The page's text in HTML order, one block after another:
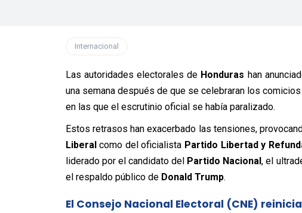
Internacional
Las autoridades electorales de Honduras han
una semana después de que se celebraran los
en las que el escrutinio oficial se había paralizado.
Estos retrasos han exacerbado las tensiones,
Liberalcomo del oficialista Partido Libertad y
liderado por el candidato del Partido Nacional, el
el respaldo público de Donald Trump.
El Consejo Nacional Electoral (CNE)